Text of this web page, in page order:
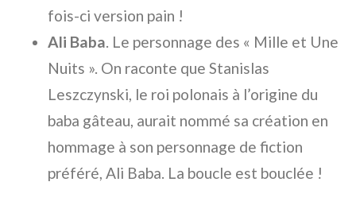
fois-ci version pain !
Ali Baba. Le personnage des « Mille et Une
Nuits ». On raconte que Stanislas
Leszczynski, le roi polonais à l’origine du
baba gâteau, aurait nommé sa création en
hommage à son personnage de fiction
préféré, Ali Baba. La boucle est bouclée !